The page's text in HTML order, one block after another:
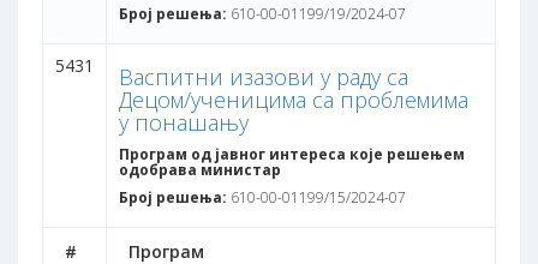
# Програм
Број решења: 610-00-01199/19/2024-07
5431 Васпитни изазови у раду са
Децом/ученицима са проблемима
у понашању
Програм од јавног интереса које решењем
одобрава министар
Број решења: 610-00-01199/15/2024-07